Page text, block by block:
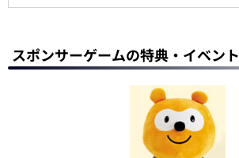
スポンサーゲームの特典・イベント